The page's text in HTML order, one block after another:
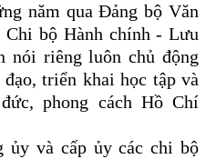
năm qua Đảng bộ Văn
Chi bộ Hành chính - Lưu
nói riêng luôn chủ động
triển khai học tập và
phong cách Hồ Chí
ủy và cấp ủy các chi bộ